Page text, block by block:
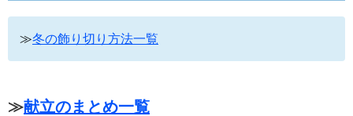
≫冬の飾り切り方法一覧
≫献立のまとめ一覧